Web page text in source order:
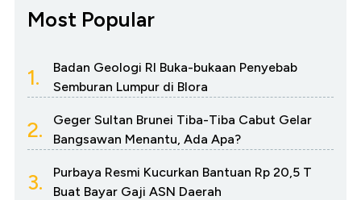
Most Popular
1.
Badan Geologi RI Buka-bukaan Penyebab
Semburan Lumpur di Blora
2.
Geger Sultan Brunei Tiba-Tiba Cabut Gelar
Bangsawan Menantu, Ada Apa?
3.
Purbaya Resmi Kucurkan Bantuan Rp 20,5 T
Buat Bayar Gaji ASN Daerah